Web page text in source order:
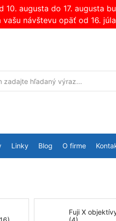
augusta do 17.
vašu návštevu opäť od 16.
Linky Blog O firme
Fuji X